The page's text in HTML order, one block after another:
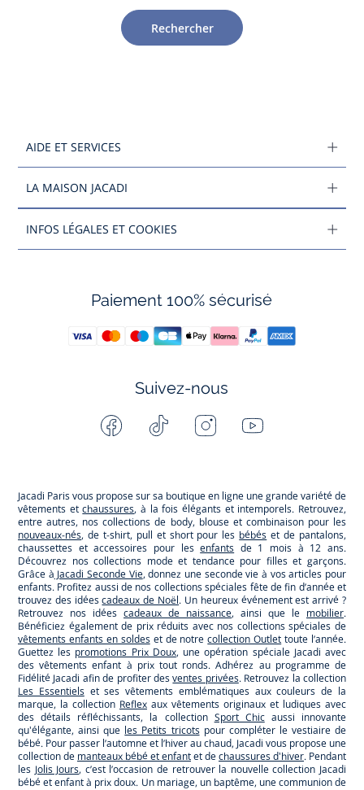
Rechercher
AIDE ET SERVICES
LA MAISON JACADI
INFOS LÉGALES ET COOKIES
Paiement 100% sécurisé
Suivez-nous
Facebook Tiktok InstagramYoutube
Jacadi Paris vous propose sur sa boutique en ligne une grande variété de
vêtements etchaussures, à la fois élégants et intemporels. Retrouvez,
entre autres, nos collections de body, blouse et combinaison pour les
nouveaux-nés, de t-shirt, pull et short pour les bébés et de pantalons,
chaussettes et accessoires pour lesenfants de 1 mois à 12 ans.
Découvrez nos collections mode et tendance pour filles et garçons.
Grâce à Jacadi Seconde Vie, donnez une seconde vie à vos articles pour
enfants. Profitez aussi de nos collections spéciales fête de fin d’année et
trouvez des idéescadeaux de Noël. Un heureux événement est arrivé ?
Retrouvez nos idées cadeaux de naissance, ainsi que le mobilier.
Bénéficiez également de prix réduits avec nos collections spéciales de
vêtements enfants en soldeset de notrecollection Outlet toute l’année.
Guettez les promotions Prix Doux, une opération spéciale Jacadi avec
des vêtements enfant à prix tout ronds. Adhérez au programme de
Fidélité Jacadi afin de profiter desventes privées. Retrouvez la collection
Les Essentielset ses vêtements emblématiques aux couleurs de la
marque, la collection Reflex aux vêtements originaux et ludiques avec
des détails réfléchissants, la collection Sport Chicaussi innovante
qu'élégante, ainsi que les Petits tricotspour compléter le vestiaire de
bébé. Pour passer l’automne et l’hiver au chaud, Jacadi vous propose une
collection de manteaux bébé et enfantet dechaussures d'hiver. Pendant
les Jolis Jours, c’est l’occasion de retrouver la nouvelle collection Jacadi
bébé et enfant à prix doux. Un mariage, un baptême, une communion de